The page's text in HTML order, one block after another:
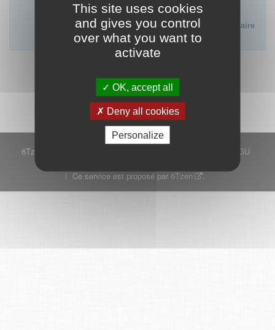
This site uses cookies
and gives you control
over what you want to
activate
OK, accept all
Deny all cookies
Personalize
plainte ou formuler des doléances à l'égard d'un médecin
Lien vers la FAQ du CNOM sur la procédure disciplinaire
FAQ procédure disciplinaire
Démarrer
6Tzen ©2015 - Tous droits réservés
CGU
Ce service est proposé par6Tzen .